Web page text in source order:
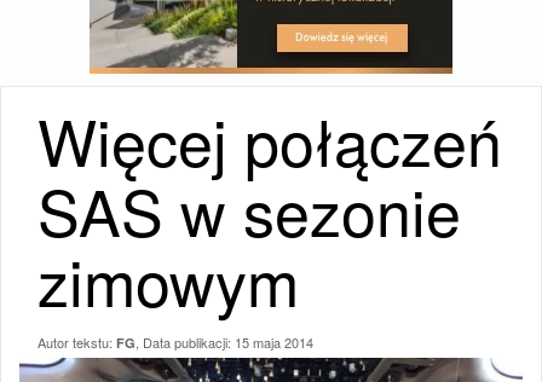
Więcej połączeń
SAS w sezonie
zimowym
Autor tekstu: FG , Data publikacji: 15 maja 2014